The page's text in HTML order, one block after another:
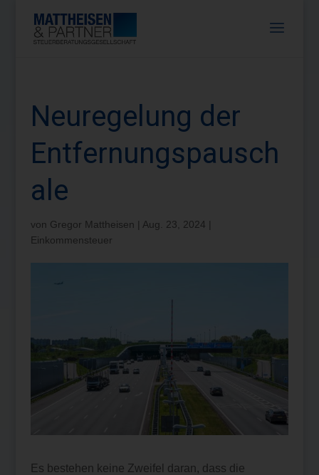
Neuregelung der
Entfernungspausch
ale
von Gregor Mattheisen Aug. 23, 2024
Einkommensteuer
Es bestehen keine Zweifel daran, dass die